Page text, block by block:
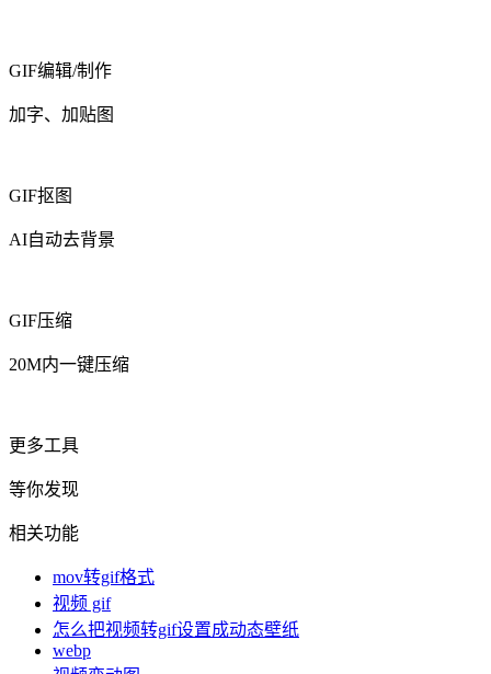
GIF编辑/制作
加字、加贴图
GIF抠图
AI自动去背景
GIF压缩
20M内一键压缩
更多工具
等你发现
相关功能
mov转gif格式
视频 gif
怎么把视频转gif设置成动态壁纸
webp